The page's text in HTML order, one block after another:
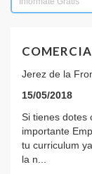
Jerez de la
15/05/2018
Si tienes dotes
importante
tu curriculum
la n...